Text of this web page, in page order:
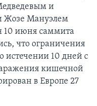
и
Жозе Мануэлем
10 июня саммита
что ограничения
истечении 10 дней с
кишечной
в Европе 27